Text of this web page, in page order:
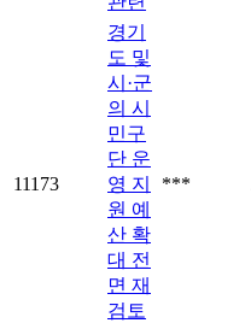
11173
경기
도 및
시·군
의 시
민구
단 운
영 지
원 예
산 확
대 전
면 재
검토
***